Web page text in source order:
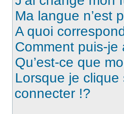
Ma langue n’est
A quoi
Comment puis-je
Qu’est-ce que
Lorsque je clique
connecter !?